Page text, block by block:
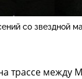
со звездной
трассе между